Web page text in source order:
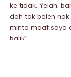
ke tidak. Yelah,
dah tak boleh
minta maaf saya
balik”.